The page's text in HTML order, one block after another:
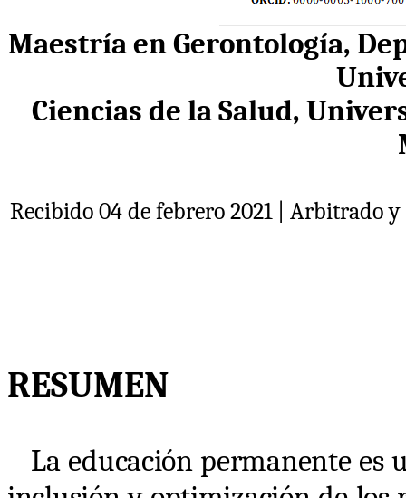
Maestría en Gerontología,
Ciencias de la Salud,
Recibido 04 de febrero 2021 | Arbitrado
RESUMEN
La educación permanente es